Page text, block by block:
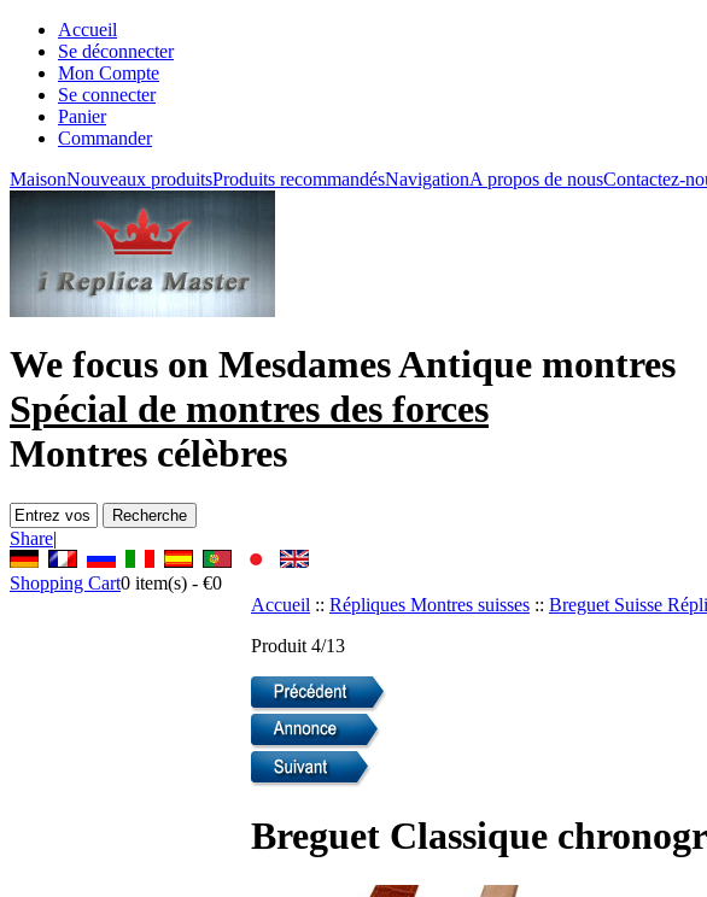
Accueil
Se déconnecter
Mon Compte
Se connecter
Panier
Commander
MaisonNouveaux produitsProduits recommandésNavigationA propos de nousContactez-
We focus on Mesdames Antique montres
Spécial de montres des forces
Montres célèbres
Share|
Shopping Cart0 item(s) - €0
Accueil :: Répliques Montres suisses :: Breguet Suisse
Produit 4/13
Breguet Classique